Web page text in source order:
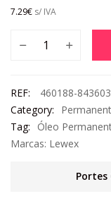
7.29€ s/ IVA
REF:
460188-
Category:
Tag:
Óleo
Marcas: Lewex